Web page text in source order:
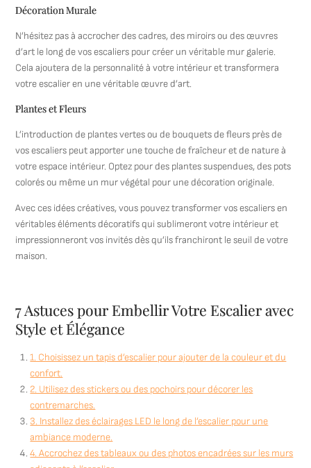
Décoration Murale
N’hésitez pas à accrocher des cadres, des miroirs ou des œuvres
d’art le long de vos escaliers pour créer un véritable mur galerie.
Cela ajoutera de la personnalité à votre intérieur et transformera
votre escalier en une véritable œuvre d’art.
Plantes et Fleurs
L’introduction de plantes vertes ou de bouquets de fleurs près de
vos escaliers peut apporter une touche de fraîcheur et de nature à
votre espace intérieur. Optez pour des plantes suspendues, des pots
colorés ou même un mur végétal pour une décoration originale.
Avec ces idées créatives, vous pouvez transformer vos escaliers en
véritables éléments décoratifs qui sublimeront votre intérieur et
impressionneront vos invités dès qu’ils franchiront le seuil de votre
maison.
7 Astuces pour Embellir Votre Escalier avec
Style et Élégance
1. Choisissez un tapis d’escalier pour ajouter de la couleur et du
confort.
2. Utilisez des stickers ou des pochoirs pour décorer les
contremarches.
3. Installez des éclairages LED le long de l’escalier pour une
ambiance moderne.
4. Accrochez des tableaux ou des photos encadrées sur les murs